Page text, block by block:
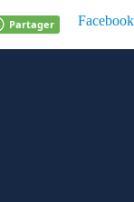
Facebook
Partager